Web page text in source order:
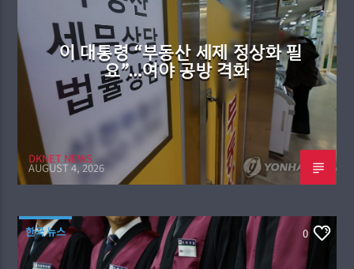
이 대통령 “부동산 세제 정상화 필
요”…여야 공방 격화
DKNET NEWS
AUGUST 4, 2026
한국 뉴스 0